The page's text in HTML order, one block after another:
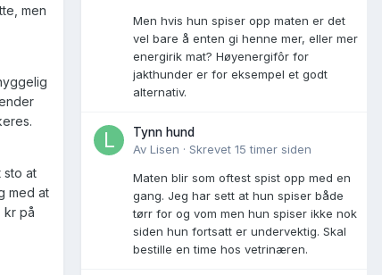
men
sto at
med at
kr på
Men hvis hun spiser opp maten er det
vel bare å enten gi henne mer, eller mer
energirik mat? Høyenergifôr for
jakthunder er for eksempel et godt
alternativ.
Tynn hund
Av Lisen · Skrevet 15 timer siden
Maten blir som oftest spist opp med en
gang. Jeg har sett at hun spiser både
tørr for og vom men hun spiser ikke nok
siden hun fortsatt er undervektig. Skal
bestille en time hos vetrinæren.